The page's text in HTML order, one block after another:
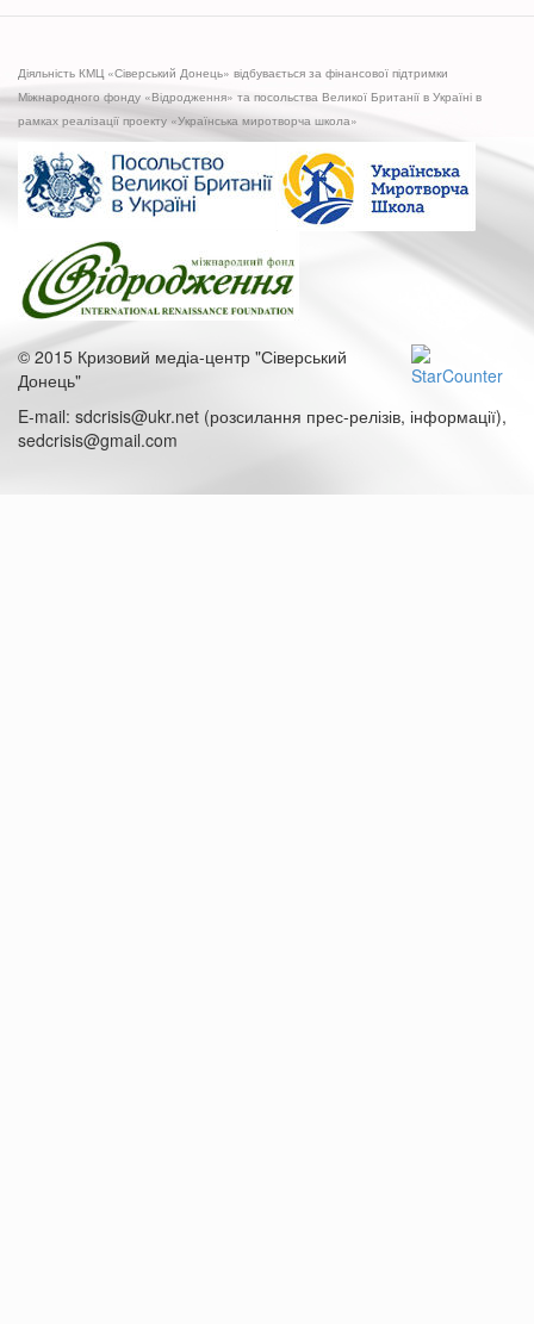
Діяльність КМЦ «Сіверський Донець» відбувається за фінансової підтримки
Міжнародного фонду «Відродження» та посольства Великої Британії в Україні в
рамках реалізації проекту «Українська миротворча школа»
© 2015 Кризовий медіа-центр "Сіверський
Донець"
E-mail: sdcrisis@ukr.net (розсилання прес-релізів, інформації),
sedcrisis@gmail.com